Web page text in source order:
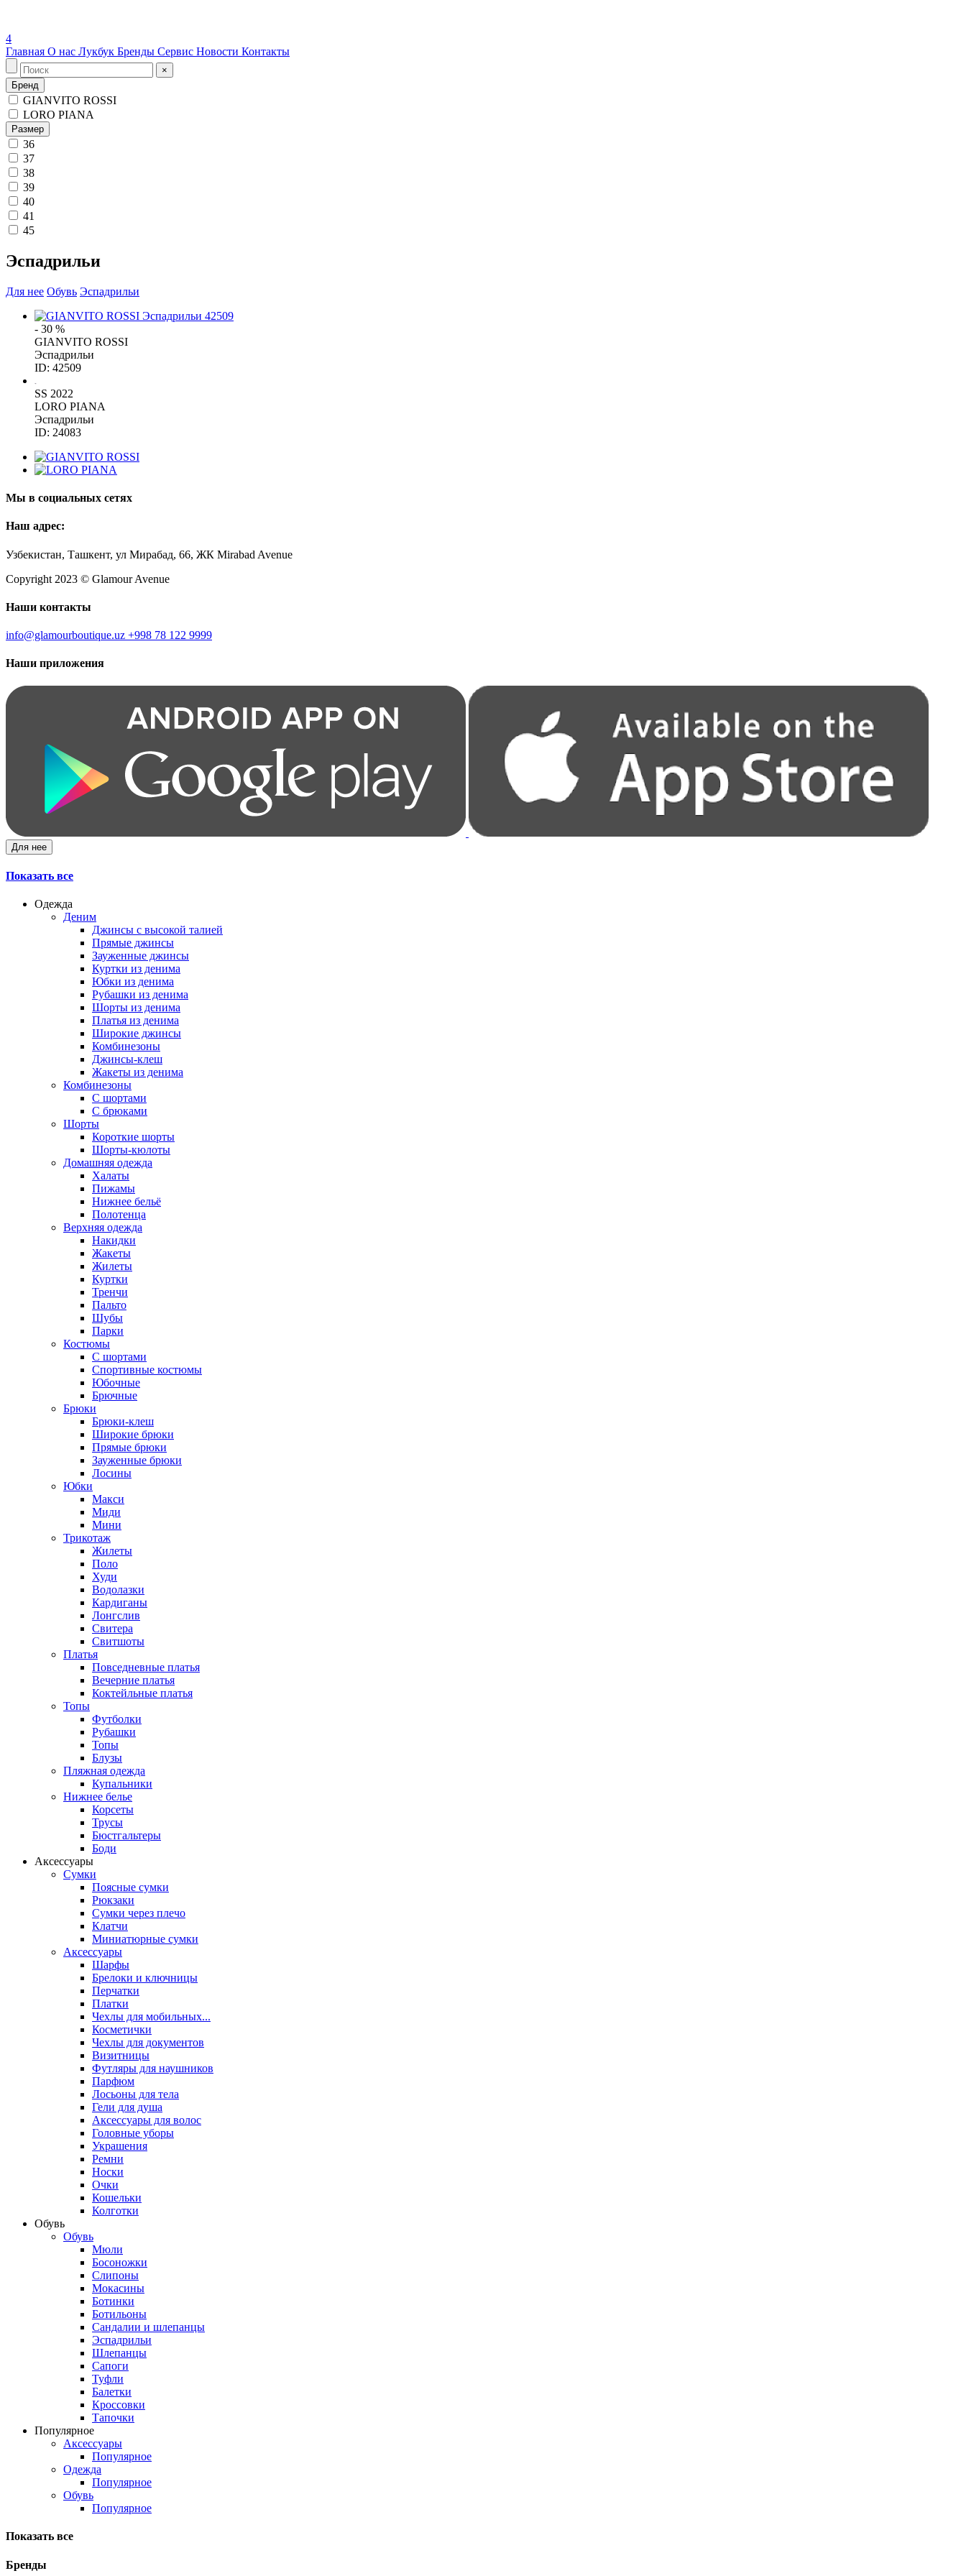
4
Главная О нас Лукбук Бренды Сервис Новости Контакты
×
Бренд
GIANVITO ROSSI
LORO PIANA
Размер
36
37
38
39
40
41
45
Эспадрильи
Для нее Обувь Эспадрильи
- 30 %
GIANVITO ROSSI
Эспадрильи
ID: 42509
SS 2022
LORO PIANA
Эспадрильи
ID: 24083
Мы в социальных сетях
Наш адрес:
Узбекистан, Ташкент, ул Мирабад, 66, ЖК Mirabad Avenue
Copyright 2023 © Glamour Avenue
Наши контакты
info@glamourboutique.uz +998 78 122 9999
Наши приложения
Для нее
Показать все
Одежда
Деним
Джинсы с высокой талией
Прямые джинсы
Зауженные джинсы
Куртки из денима
Юбки из денима
Рубашки из денима
Шорты из денима
Платья из денима
Широкие джинсы
Комбинезоны
Джинсы-клеш
Жакеты из денима
Комбинезоны
С шортами
С брюками
Шорты
Короткие шорты
Шорты-кюлоты
Домашняя одежда
Халаты
Пижамы
Нижнее бельё
Полотенца
Верхняя одежда
Накидки
Жакеты
Жилеты
Куртки
Тренчи
Пальто
Шубы
Парки
Костюмы
С шортами
Спортивные костюмы
Юбочные
Брючные
Брюки
Брюки-клеш
Широкие брюки
Прямые брюки
Зауженные брюки
Лосины
Юбки
Макси
Миди
Мини
Трикотаж
Жилеты
Поло
Худи
Водолазки
Кардиганы
Лонгслив
Свитера
Свитшоты
Платья
Повседневные платья
Вечерние платья
Коктейльные платья
Топы
Футболки
Рубашки
Топы
Блузы
Пляжная одежда
Купальники
Нижнее белье
Корсеты
Трусы
Бюстгальтеры
Боди
Аксессуары
Сумки
Поясные сумки
Рюкзаки
Сумки через плечо
Клатчи
Миниатюрные сумки
Аксессуары
Шарфы
Брелоки и ключницы
Перчатки
Платки
Чехлы для мобильных...
Косметички
Чехлы для документов
Визитницы
Футляры для наушников
Парфюм
Лосьоны для тела
Гели для душа
Аксессуары для волос
Головные уборы
Украшения
Ремни
Носки
Очки
Кошельки
Колготки
Обувь
Обувь
Мюли
Босоножки
Слипоны
Мокасины
Ботинки
Ботильоны
Сандалии и шлепанцы
Эспадрильи
Шлепанцы
Сапоги
Туфли
Балетки
Кроссовки
Тапочки
Популярное
Аксессуары
Популярное
Одежда
Популярное
Обувь
Популярное
Показать все
Бренды